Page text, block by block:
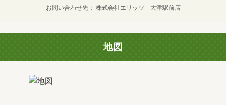
お問い合わせ先 株式会社エリッツ 大津駅前店
地図